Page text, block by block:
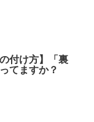
付け方】「裏
てますか？